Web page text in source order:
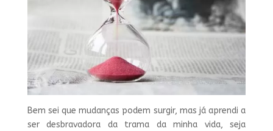
Bem sei que mudanças podem surgir, mas já aprendi a
ser desbravadora da trama da minha vida, seja